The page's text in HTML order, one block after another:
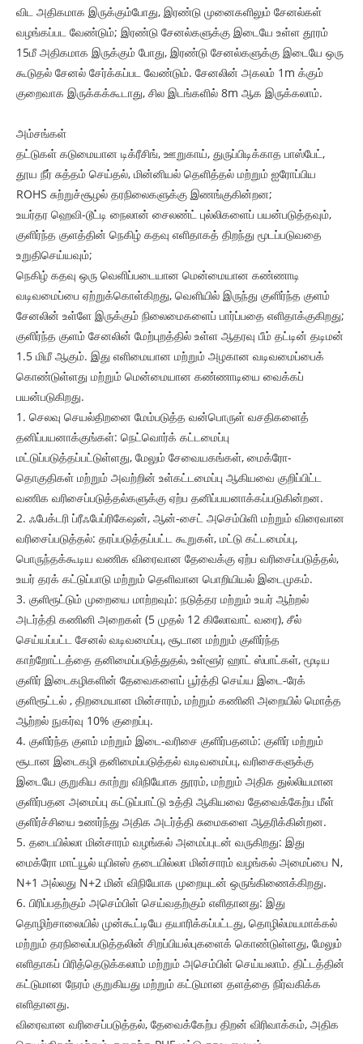
விட அதிகமாக இருக்கும்போது, ​​இரண்டு முனைகளிலும் சேனல்கள்
வழங்கப்பட வேண்டும்; இரண்டு சேனல்களுக்கு இடையே உள்ள தூரம்
15மீ அதிகமாக இருக்கும் போது, ​​இரண்டு சேனல்களுக்கு இடையே ஒரு
கூடுதல் சேனல் சேர்க்கப்பட வேண்டும். சேனலின் அகலம் 1m க்கும்
குறைவாக இருக்கக்கூடாது, சில இடங்களில் 8m ஆக இருக்கலாம்.
அம்சங்கள்
தட்டுகள் கடுமையான டிக்ரீசிங், ஊறுகாய், துருப்பிடிக்காத பாஸ்பேட்,
தூய நீர் சுத்தம் செய்தல், மின்னியல் தெளித்தல் மற்றும் ஐரோப்பிய
ROHS சுற்றுச்சூழல் தரநிலைகளுக்கு இணங்குகின்றன;
உயர்தர ஹெவி-டூட்டி நைலான் சைலண்ட் புல்லிகளைப் பயன்படுத்தவும்,
குளிர்ந்த குளத்தின் நெகிழ் கதவு எளிதாகத் திறந்து மூடப்படுவதை
உறுதிசெய்யவும்;
நெகிழ் கதவு ஒரு வெளிப்படையான மென்மையான கண்ணாடி
வடிவமைப்பை ஏற்றுக்கொள்கிறது, வெளியில் இருந்து குளிர்ந்த குளம்
சேனலின் உள்ளே இருக்கும் நிலைமைகளைப் பார்ப்பதை எளிதாக்குகிறது;
குளிர்ந்த குளம் சேனலின் மேற்புறத்தில் உள்ள ஆதரவு பீம் தட்டின் தடிமன்
1.5 மிமீ ஆகும். இது எளிமையான மற்றும் அழகான வடிவமைப்பைக்
கொண்டுள்ளது மற்றும் மென்மையான கண்ணாடியை வைக்கப்
பயன்படுகிறது.
1. செலவு செயல்திறனை மேம்படுத்த வன்பொருள் வசதிகளைத்
தனிப்பயனாக்குங்கள்: நெட்வொர்க் கட்டமைப்பு
மட்டுப்படுத்தப்பட்டுள்ளது, மேலும் சேவையகங்கள், மைக்ரோ-
தொகுதிகள் மற்றும் அவற்றின் உள்கட்டமைப்பு ஆகியவை குறிப்பிட்ட
வணிக வரிசைப்படுத்தல்களுக்கு ஏற்ப தனிப்பயனாக்கப்படுகின்றன.
2. ஃபேக்டரி ப்ரீஃபேப்ரிகேஷன், ஆன்-சைட் அசெம்பிளி மற்றும் விரைவான
வரிசைப்படுத்தல்: தரப்படுத்தப்பட்ட கூறுகள், மட்டு கட்டமைப்பு,
பொருந்தக்கூடிய வணிக விரைவான தேவைக்கு ஏற்ப வரிசைப்படுத்தல்,
உயர் தரக் கட்டுப்பாடு மற்றும் தெளிவான பொறியியல் இடைமுகம்.
3. குளிரூட்டும் முறையை மாற்றவும்: நடுத்தர மற்றும் உயர் ஆற்றல்
அடர்த்தி கணினி அறைகள் (5 முதல் 12 கிலோவாட் வரை), சீல்
செய்யப்பட்ட சேனல் வடிவமைப்பு, சூடான மற்றும் குளிர்ந்த
காற்றோட்டத்தை தனிமைப்படுத்துதல், உள்ளூர் ஹாட் ஸ்பாட்கள், மூடிய
குளிர் இடைகழிகளின் தேவைகளைப் பூர்த்தி செய்ய இடை-ரேக்
குளிரூட்டல் , திறமையான மின்சாரம், மற்றும் கணினி அறையில் மொத்த
ஆற்றல் நுகர்வு 10% குறைப்பு.
4. குளிர்ந்த குளம் மற்றும் இடை-வரிசை குளிர்பதனம்: குளிர் மற்றும்
சூடான இடைகழி தனிமைப்படுத்தல் வடிவமைப்பு, வரிசைகளுக்கு
இடையே குறுகிய காற்று விநியோக தூரம், மற்றும் அதிக துல்லியமான
குளிர்பதன அமைப்பு கட்டுப்பாட்டு உத்தி ஆகியவை தேவைக்கேற்ப மீள்
குளிர்ச்சியை உணர்ந்து அதிக அடர்த்தி சுமைகளை ஆதரிக்கின்றன.
5. தடையில்லா மின்சாரம் வழங்கல் அமைப்புடன் வருகிறது: இது
மைக்ரோ மாட்யூல் யுபிஎஸ் தடையில்லா மின்சாரம் வழங்கல் அமைப்பை N,
N+1 அல்லது N+2 மின் விநியோக முறையுடன் ஒருங்கிணைக்கிறது.
6. பிரிப்பதற்கும் அசெம்பிள் செய்வதற்கும் எளிதானது: இது
தொழிற்சாலையில் முன்கூட்டியே தயாரிக்கப்பட்டது, தொழில்மயமாக்கல்
மற்றும் தரநிலைப்படுத்தலின் சிறப்பியல்புகளைக் கொண்டுள்ளது, மேலும்
எளிதாகப் பிரித்தெடுக்கலாம் மற்றும் அசெம்பிள் செய்யலாம். திட்டத்தின்
கட்டுமான நேரம் குறுகியது மற்றும் கட்டுமான தளத்தை நிர்வகிக்க
எளிதானது.
விரைவான வரிசைப்படுத்தல், தேவைக்கேற்ப திறன் விரிவாக்கம், அதிக